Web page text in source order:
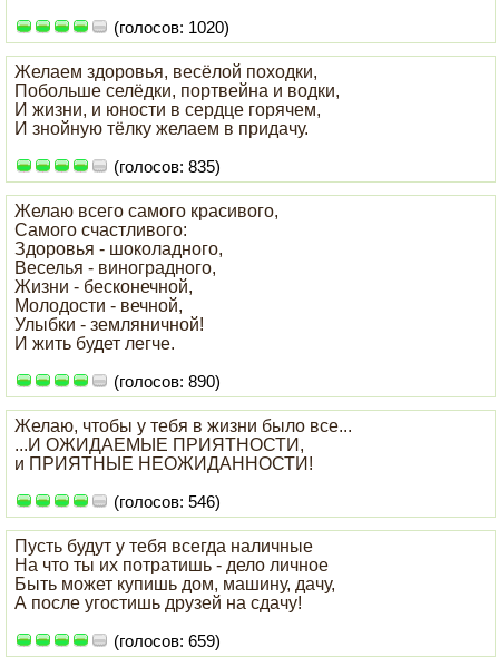
(голосов: 1020)
Желаем здоровья, весёлой походки,
Побольше селёдки, портвейна и водки,
И жизни, и юности в сердце горячем,
И знойную тёлку желаем в придачу.
(голосов: 835)
Желаю всего самого красивого,
Самого счастливого:
Здоровья - шоколадного,
Веселья - виноградного,
Жизни - бесконечной,
Молодости - вечной,
Улыбки - земляничной!
И жить будет легче.
(голосов: 890)
Желаю, чтобы у тебя в жизни было все...
...И ОЖИДАЕМЫЕ ПРИЯТНОСТИ,
и ПРИЯТНЫЕ НЕОЖИДАННОСТИ!
(голосов: 546)
Пусть будут у тебя всегда наличные
На что ты их потратишь - дело личное
Быть может купишь дом, машину, дачу,
А после угостишь друзей на сдачу!
(голосов: 659)